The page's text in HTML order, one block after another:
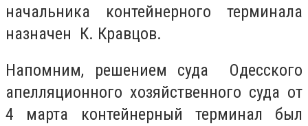
начальника контейнерного терминала
назначен К. Кравцов.
Напомним, решением суда Одесского
апелляционного хозяйственного суда от
4 марта контейнерный терминал был